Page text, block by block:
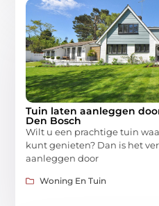
Tuin laten aanleggen
Den Bosch
Wilt u een prachtige tuin
kunt genieten? Dan is het
aanleggen door
Woning En Tuin